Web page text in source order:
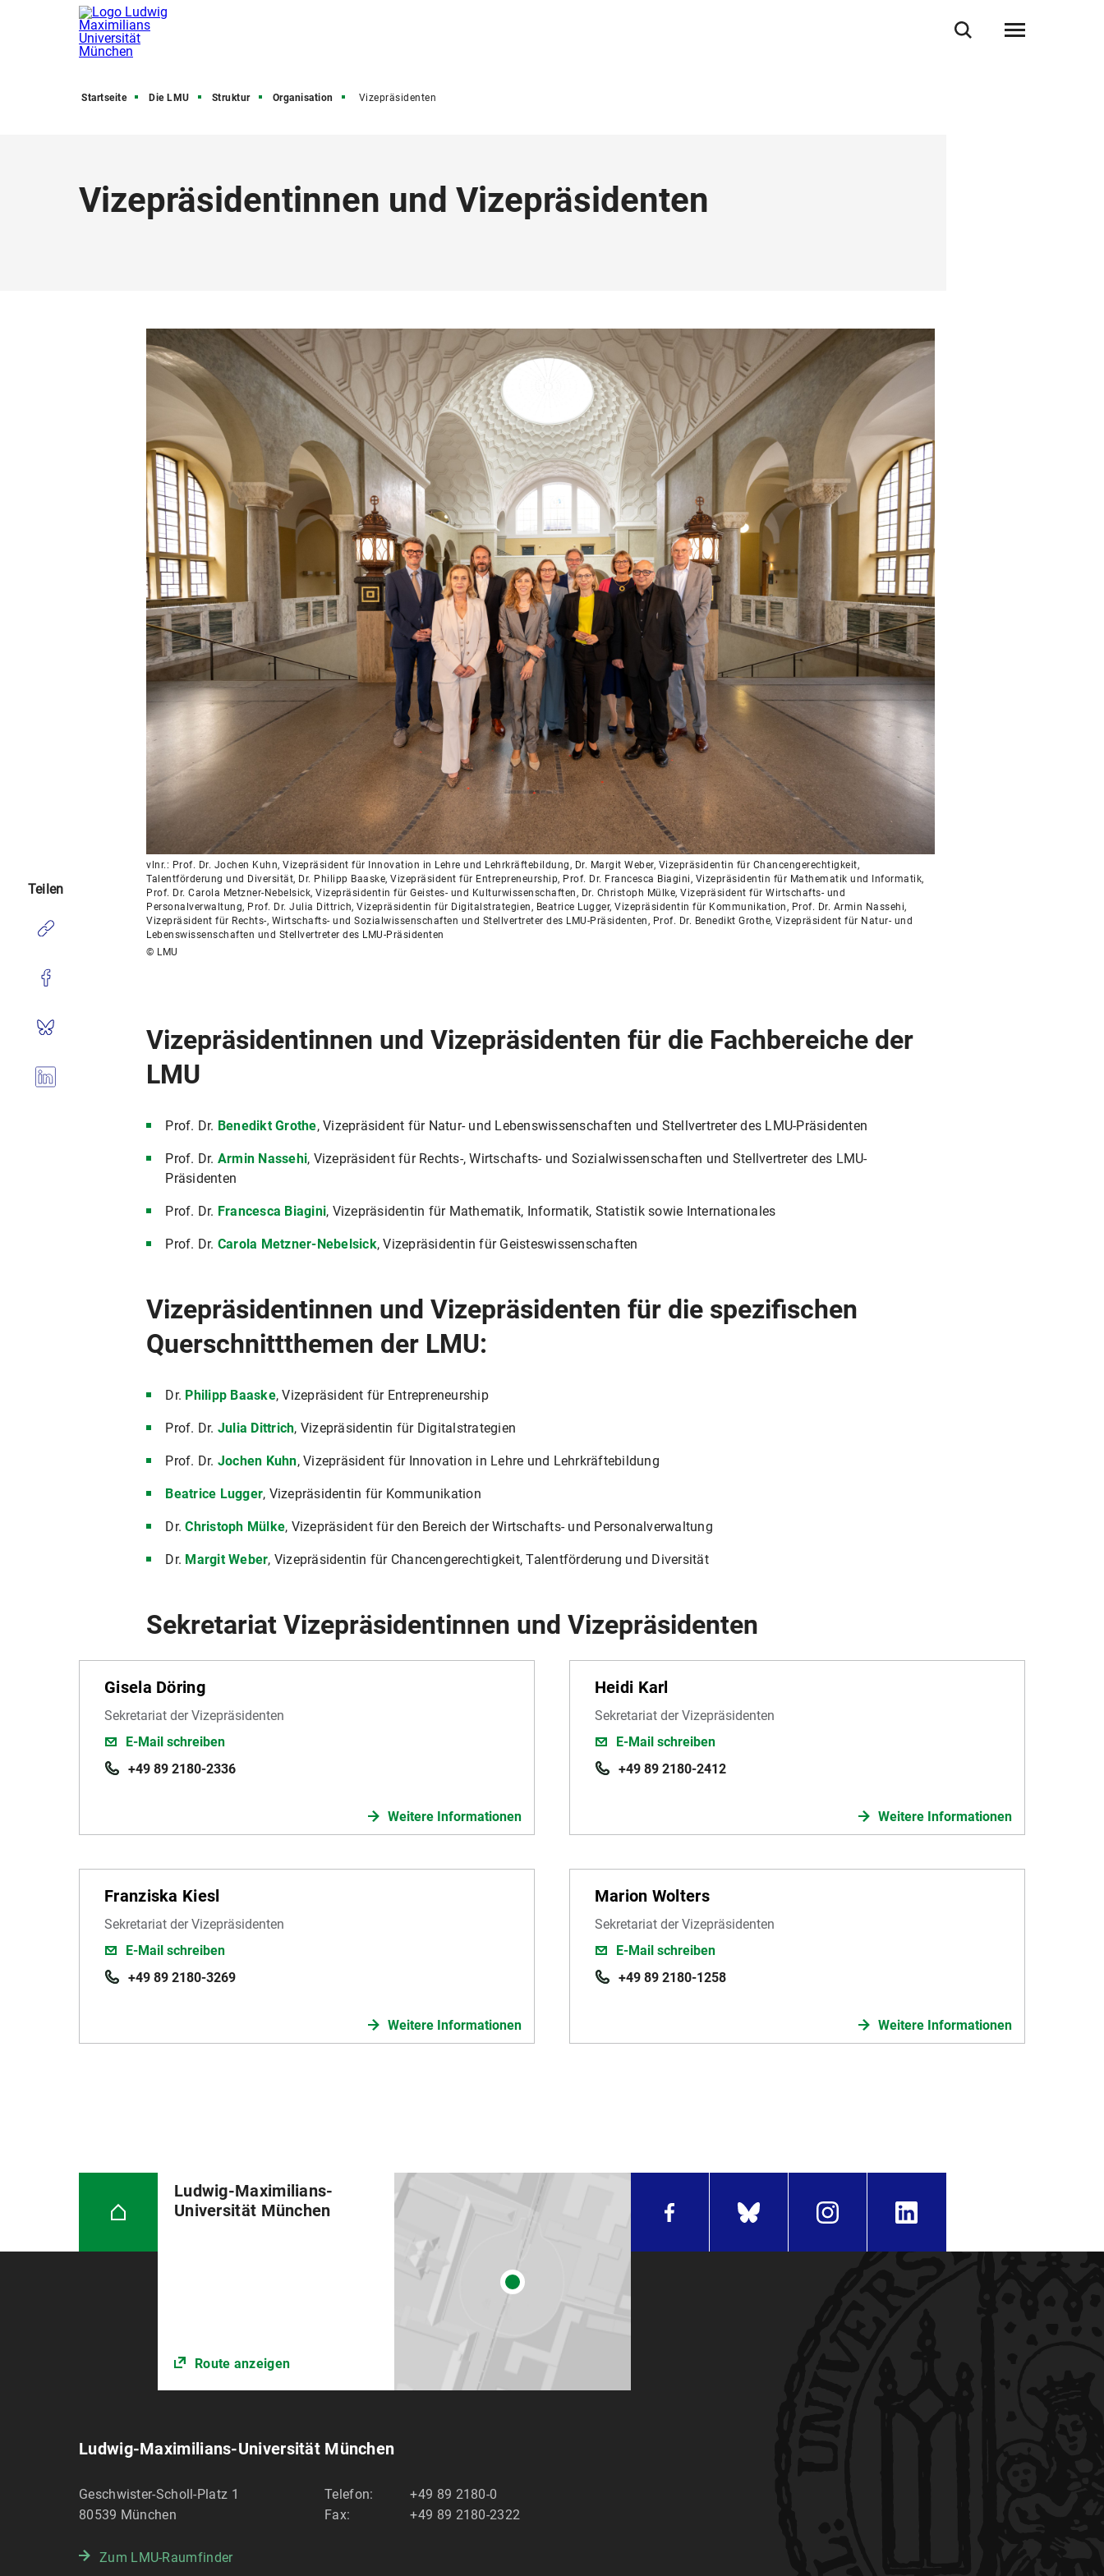
Startseite Die LMU Struktur Organisation Vizepräsidenten
Vizepräsidentinnen und Vizepräsidenten
vlnr.: Prof. Dr. Jochen Kuhn, Vizepräsident für Innovation in Lehre und Lehrkräftebildung, Dr. Margit Weber, Vizepräsidentin für Chancengerechtigkeit,
Talentförderung und Diversität, Dr. Philipp Baaske, Vizepräsident für Entrepreneurship, Prof. Dr. Francesca Biagini, Vizepräsidentin für Mathematik und Informatik,
Prof. Dr. Carola Metzner-Nebelsick, Vizepräsidentin für Geistes- und Kulturwissenschaften, Dr. Christoph Mülke, Vizepräsident für Wirtschafts- und
Personalverwaltung, Prof. Dr. Julia Dittrich, Vizepräsidentin für Digitalstrategien, Beatrice Lugger, Vizepräsidentin für Kommunikation, Prof. Dr. Armin Nassehi,
Vizepräsident für Rechts-, Wirtschafts- und Sozialwissenschaften und Stellvertreter des LMU-Präsidenten, Prof. Dr. Benedikt Grothe, Vizepräsident für Natur- und
Lebenswissenschaften und Stellvertreter des LMU-Präsidenten
© LMU
Vizepräsidentinnen und Vizepräsidenten für die Fachbereiche der
LMU
Prof. Dr. Benedikt Grothe, Vizepräsident für Natur- und Lebenswissenschaften und Stellvertreter des LMU-Präsidenten
Prof. Dr. Armin Nassehi, Vizepräsident für Rechts-, Wirtschafts- und Sozialwissenschaften und Stellvertreter des LMU-
Präsidenten
Prof. Dr. Francesca Biagini, Vizepräsidentin für Mathematik, Informatik, Statistik sowie Internationales
Prof. Dr. Carola Metzner-Nebelsick, Vizepräsidentin für Geisteswissenschaften
Vizepräsidentinnen und Vizepräsidenten für die spezifischen
Querschnittthemen der LMU:
Dr. Philipp Baaske, Vizepräsident für Entrepreneurship
Prof. Dr. Julia Dittrich, Vizepräsidentin für Digitalstrategien
Prof. Dr. Jochen Kuhn, Vizepräsident für Innovation in Lehre und Lehrkräftebildung
Beatrice Lugger, Vizepräsidentin für Kommunikation
Dr. Christoph Mülke, Vizepräsident für den Bereich der Wirtschafts- und Personalverwaltung
Dr. Margit Weber, Vizepräsidentin für Chancengerechtigkeit, Talentförderung und Diversität
Sekretariat Vizepräsidentinnen und Vizepräsidenten
Gisela Döring
Sekretariat der Vizepräsidenten
E-Mail schreiben
+49 89 2180-2336
Weitere Informationen
Heidi Karl
Sekretariat der Vizepräsidenten
E-Mail schreiben
+49 89 2180-2412
Weitere Informationen
Franziska Kiesl
Sekretariat der Vizepräsidenten
E-Mail schreiben
+49 89 2180-3269
Weitere Informationen
Marion Wolters
Sekretariat der Vizepräsidenten
E-Mail schreiben
+49 89 2180-1258
Weitere Informationen
Teilen
Ludwig-Maximilians-
Universität München
Route anzeigen
Ludwig-Maximilians-Universität München
Geschwister-Scholl-Platz 1
80539 München
Telefon:
+49 89 2180-0
Fax:
+49 89 2180-2322
Zum LMU-Raumfinder